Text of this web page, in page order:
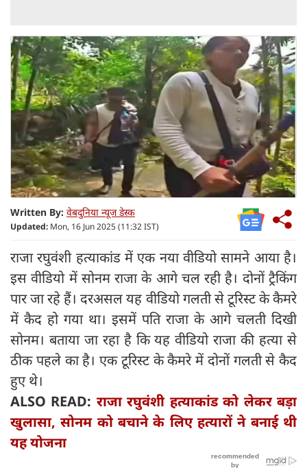
Written By: वेबदुनिया न्यूज डेस्क
Updated: Mon, 16 Jun 2025 (11:32 IST)
राजा रघुवंशी हत्याकांड में एक नया वीडियो सामने आया है।
इस वीडियो में सोनम राजा के आगे चल रही है। दोनों ट्रैकिंग
पार जा रहे हैं। दरअसल यह वीडियो गलती से टूरिस्ट के कैमरे
में कैद हो गया था। इसमें पति राजा के आगे चलती दिखी
सोनम। बताया जा रहा है कि यह वीडियो राजा की हत्या से
ठीक पहले का है। एक टूरिस्ट के कैमरे में दोनों गलती से कैद
हुए थे।
ALSO READ: राजा रघुवंशी हत्‍याकांड को लेकर बड़ा
खुलासा, सोनम को बचाने के लिए हत्यारों ने बनाई थी
यह योजना